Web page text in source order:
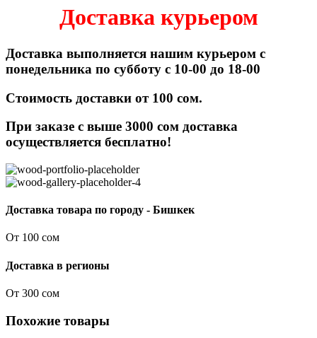
Доставка курьером
Доставка выполняется нашим курьером с
понедельника по субботу с 10-00 до 18-00
Стоимость доставки от 100 сом.
При заказе с выше 3000 сом доставка
осуществляется бесплатно!
Доставка товара по городу - Бишкек
От 100 сом
Доставка в регионы
От 300 сом
Похожие товары